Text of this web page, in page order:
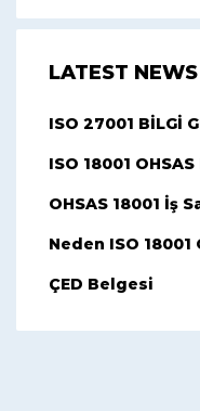
LATEST NEWS
ISO 27001 BİLGİ
ISO 18001
OHSAS 18001 İş
Neden ISO 18001
ÇED Belgesi